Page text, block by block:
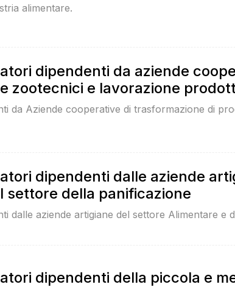
alimentare.
dipendenti da aziende
zootecnici e lavorazione
da Aziende cooperative di trasformazione di
dipendenti dalle aziende
settore della panificazione
dalle aziende artigiane del settore Alimentare e
dipendenti della piccola e